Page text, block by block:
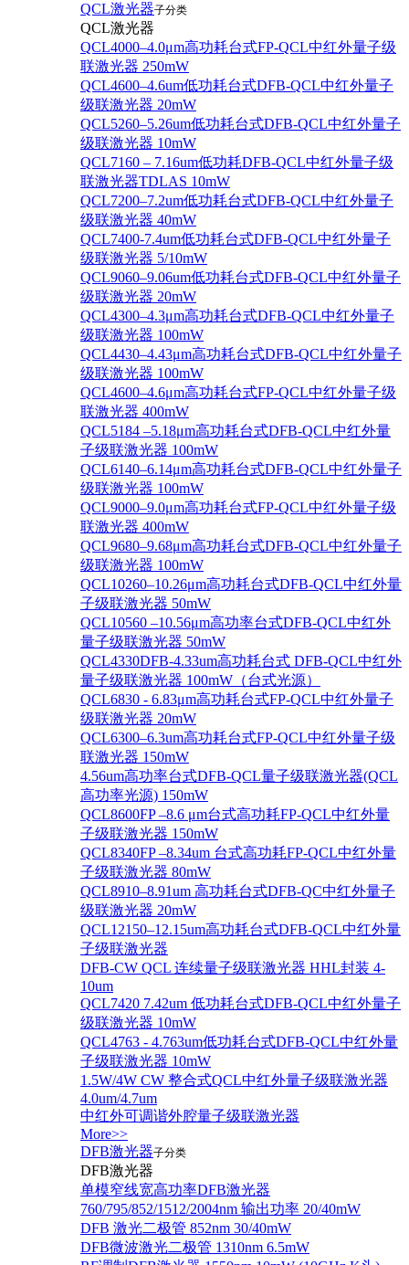
QCL激光器子分类
QCL激光器
QCL4000–4.0μm高功耗台式FP-QCL中红外量子级
联激光器 250mW
QCL4600–4.6um低功耗台式DFB-QCL中红外量子
级联激光器 20mW
QCL5260–5.26um低功耗台式DFB-QCL中红外量子
级联激光器 10mW
QCL7160 – 7.16um低功耗DFB-QCL中红外量子级
联激光器TDLAS 10mW
QCL7200–7.2um低功耗台式DFB-QCL中红外量子
级联激光器 40mW
QCL7400-7.4um低功耗台式DFB-QCL中红外量子
级联激光器 5/10mW
QCL9060–9.06um低功耗台式DFB-QCL中红外量子
级联激光器 20mW
QCL4300–4.3μm高功耗台式DFB-QCL中红外量子
级联激光器 100mW
QCL4430–4.43μm高功耗台式DFB-QCL中红外量子
级联激光器 100mW
QCL4600–4.6μm高功耗台式FP-QCL中红外量子级
联激光器 400mW
QCL5184 –5.18μm高功耗台式DFB-QCL中红外量
子级联激光器 100mW
QCL6140–6.14μm高功耗台式DFB-QCL中红外量子
级联激光器 100mW
QCL9000–9.0μm高功耗台式FP-QCL中红外量子级
联激光器 400mW
QCL9680–9.68μm高功耗台式DFB-QCL中红外量子
级联激光器 100mW
QCL10260–10.26μm高功耗台式DFB-QCL中红外量
子级联激光器 50mW
QCL10560 –10.56μm高功率台式DFB-QCL中红外
量子级联激光器 50mW
QCL4330DFB-4.33um高功耗台式 DFB-QCL中红外
量子级联激光器 100mW（台式光源）
QCL6830 - 6.83μm高功耗台式FP-QCL中红外量子
级联激光器 20mW
QCL6300–6.3um高功耗台式FP-QCL中红外量子级
联激光器 150mW
4.56um高功率台式DFB-QCL量子级联激光器(QCL
高功率光源) 150mW
QCL8600FP –8.6 μm台式高功耗FP-QCL中红外量
子级联激光器 150mW
QCL8340FP –8.34um 台式高功耗FP-QCL中红外量
子级联激光器 80mW
QCL8910–8.91um 高功耗台式DFB-QC中红外量子
级联激光器 20mW
QCL12150–12.15um高功耗台式DFB-QCL中红外量
子级联激光器
DFB-CW QCL 连续量子级联激光器 HHL封装 4-
10um
QCL7420 7.42um 低功耗台式DFB-QCL中红外量子
级联激光器 10mW
QCL4763 - 4.763um低功耗台式DFB-QCL中红外量
子级联激光器 10mW
1.5W/4W CW 整合式QCL中红外量子级联激光器
4.0um/4.7um
中红外可调谐外腔量子级联激光器
More>>
DFB激光器子分类
DFB激光器
单模窄线宽高功率DFB激光器
760/795/852/1512/2004nm 输出功率 20/40mW
DFB 激光二极管 852nm 30/40mW
DFB微波激光二极管 1310nm 6.5mW